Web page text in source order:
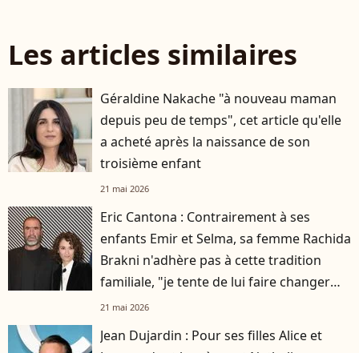
Les articles similaires
Géraldine Nakache "à nouveau maman
depuis peu de temps", cet article qu'elle
a acheté après la naissance de son
troisième enfant
21 mai 2026
Eric Cantona : Contrairement à ses
enfants Emir et Selma, sa femme Rachida
Brakni n'adhère pas à cette tradition
familiale, "je tente de lui faire changer
d'avis"
21 mai 2026
Jean Dujardin : Pour ses filles Alice et